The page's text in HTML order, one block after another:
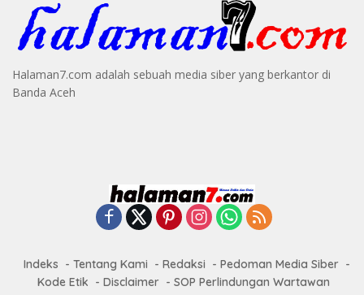
Halaman7.com adalah sebuah media siber yang berkantor di
Banda Aceh
Indeks Tentang Kami Redaksi
Pedoman Media Siber
Kode Etik
Disclaimer SOP Perlindungan Wartawan